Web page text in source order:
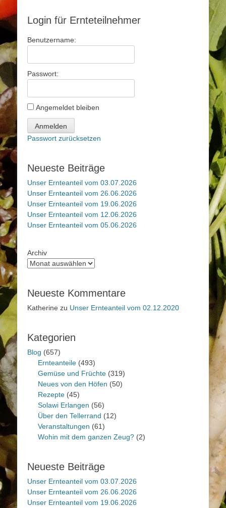
Login für Ernteteilnehmer
Benutzername:
Passwort:
Angemeldet bleiben
Anmelden
Passwort zurücksetzen
Neueste Beiträge
Unser Ernteanteil vom 03.07.2026
Unser Ernteanteil vom 26.06.2026
Unser Ernteanteil vom 19.06.2026
Unser Ernteanteil vom 12.06.2026
Unser Ernteanteil vom 05.06.2026
Archiv
Neueste Kommentare
Katherine zu Unser Ernteanteil vom 02.12.2020
Kategorien
Blog (657)
Ernteanteile (493)
Gemüse und Früchte (319)
Neues von den Höfen (50)
Rezepte (45)
Solawi Erlangen (56)
Über den Tellerrand (12)
Veranstaltungen (61)
Wohin mit dem ganzen Zeug? (2)
Neueste Beiträge
Unser Ernteanteil vom 03.07.2026
Unser Ernteanteil vom 26.06.2026
Unser Ernteanteil vom 19.06.2026